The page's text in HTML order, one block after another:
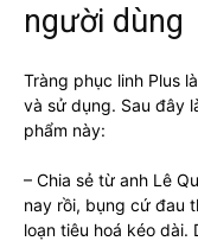
người dùng
Tràng phục linh Plus
và sử dụng. Sau đây
phẩm này:
– Chia sẻ từ anh Lê
nay rồi, bụng cứ đau
loạn tiêu hoá kéo